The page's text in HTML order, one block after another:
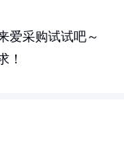
爱采购试试吧～
！